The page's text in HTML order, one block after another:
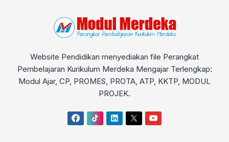
Website Pendidikan menyediakan file Perangkat
Pembelajaran Kurikulum Merdeka Mengajar Terlengkap:
Modul Ajar, CP, PROMES, PROTA, ATP, KKTP, MODUL
PROJEK.